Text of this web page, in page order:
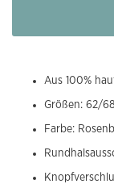
Aus 100%
Größen: 62/
Farbe: